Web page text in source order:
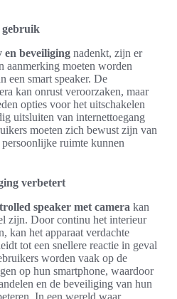
gebruik
en beveiliging nadenkt, zijn er
aanmerking moeten worden
een smart speaker. De
kan onrust veroorzaken, maar
opties voor het uitschakelen
uitsluiten van internettoegang
moeten zich bewust zijn van
ruimte kunnen
verbetert
speaker met camera kan
zijn. Door continu het interieur
kan het apparaat verdachte
tot een snellere reactie in geval
worden vaak op de
op hun smartphone, waardoor
en de beveiliging van hun
In een wereld waar